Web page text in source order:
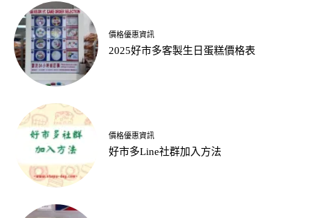
價格優惠資訊
2025好市多客製生日蛋糕價格表
價格優惠資訊
好市多Line社群加入方法